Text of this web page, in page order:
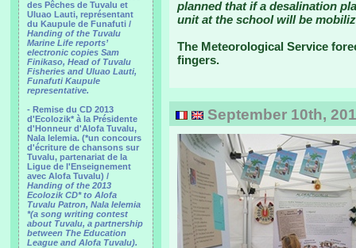
des Pêches de Tuvalu et
Uluao Lauti, représentant
du Kaupule de Funafuti /
Handing of the Tuvalu
Marine Life reports’
electronic copies Sam
Finikaso, Head of Tuvalu
Fisheries and Uluao Lauti,
Funafuti Kaupule
representative.
- Remise du CD 2013
d'Ecolozik* à la Présidente
d'Honneur d'Alofa Tuvalu,
Nala Ielemia. (*un concours
d'écriture de chansons sur
Tuvalu, partenariat de la
Ligue de l'Enseignement
avec Alofa Tuvalu) /
Handing of the 2013
Ecolozik CD* to Alofa
Tuvalu Patron, Nala Ielemia
*(a song writing contest
about Tuvalu, a partnership
between The Education
League and Alofa Tuvalu).
planned that if a desalination
unit at the school will be
The Meteorological Service
fingers.
September 10th,